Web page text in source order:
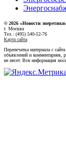
© 2026 «Новости
г. Москва
Тел.: (495) 540-52-76
Карта сайта
Перепечатка материала с
объявлений и комментариев,
не несет. Вся информация